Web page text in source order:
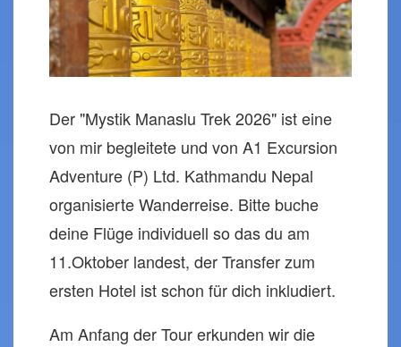
Der "Mystik Manaslu Trek 2026" ist eine
von mir begleitete und von A1 Excursion
Adventure (P) Ltd. Kathmandu Nepal
organisierte Wanderreise. Bitte buche
deine Flüge individuell so das du am
11.Oktober landest, der Transfer zum
ersten Hotel ist schon für dich inkludiert.
Am Anfang der Tour erkunden wir die